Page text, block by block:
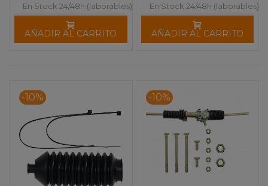
En Stock 24/48h (laborables)
AÑADIR AL CARRITO
En Stock 24/48h (laborables)
AÑADIR AL CARRITO
-10% -10%